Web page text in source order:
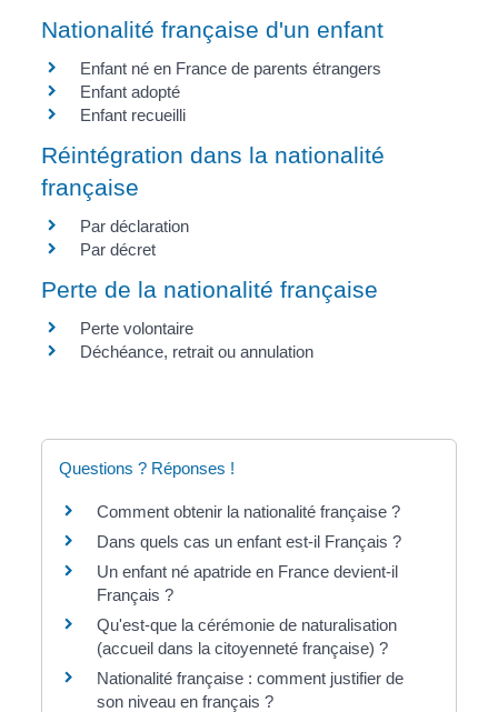
Nationalité française d'un enfant
Enfant né en France de parents étrangers
Enfant adopté
Enfant recueilli
Réintégration dans la nationalité
française
Par déclaration
Par décret
Perte de la nationalité française
Perte volontaire
Déchéance, retrait ou annulation
Questions ? Réponses !
Comment obtenir la nationalité française ?
Dans quels cas un enfant est-il Français ?
Un enfant né apatride en France devient-il
Français ?
Qu'est-que la cérémonie de naturalisation
(accueil dans la citoyenneté française) ?
Nationalité française : comment justifier de
son niveau en français ?